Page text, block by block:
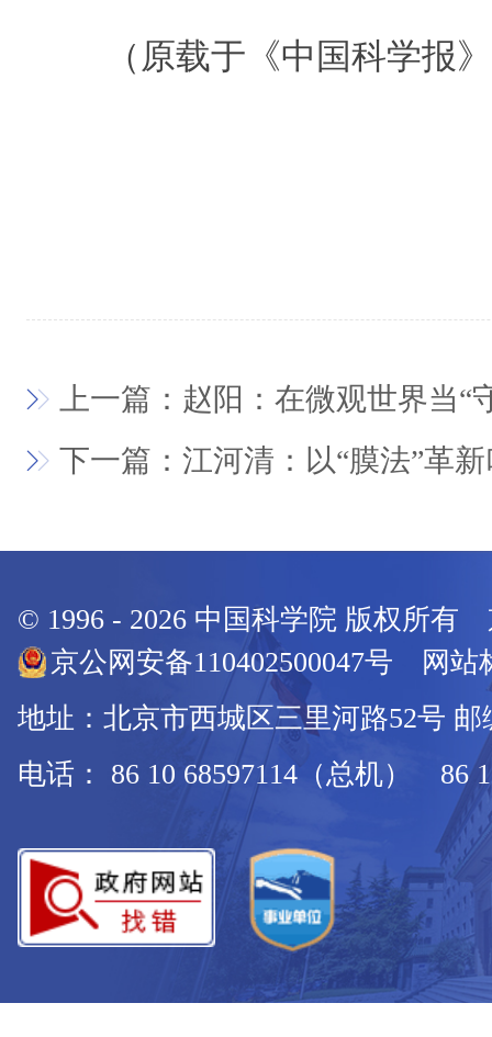
（原载于《中国科学报
上一篇：赵阳：在微观世界当“
下一篇：江河清：以“膜法”革
© 1996 - 2026 中国科学院 版权所有
京公网安备110402500047号 网站
地址：北京市西城区三里河路52号 邮
电话： 86 10 68597114（总机） 86